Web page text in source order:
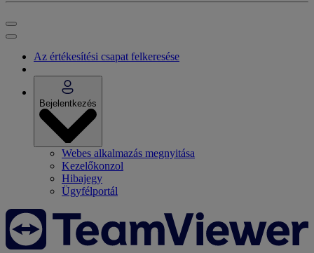
Az értékesítési csapat felkeresése
Bejelentkezés
Webes alkalmazás megnyitása
Kezelőkonzol
Hibajegy
Ügyfélportál